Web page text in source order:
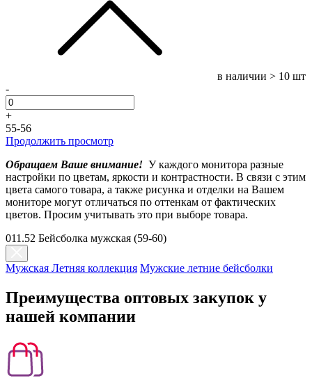
в наличии > 10 шт
-
+
55-56
Продолжить просмотр
Обращаем Ваше внимание! У каждого монитора разные
настройки по цветам, яркости и контрастности. В связи с этим
цвета самого товара, а также рисунка и отделки на Вашем
мониторе могут отличаться по оттенкам от фактических
цветов. Просим учитывать это при выборе товара.
011.52 Бейсболка мужская (59-60)
Мужская Летняя коллекция Мужские летние бейсболки
Преимущества оптовых закупок у
нашей компании